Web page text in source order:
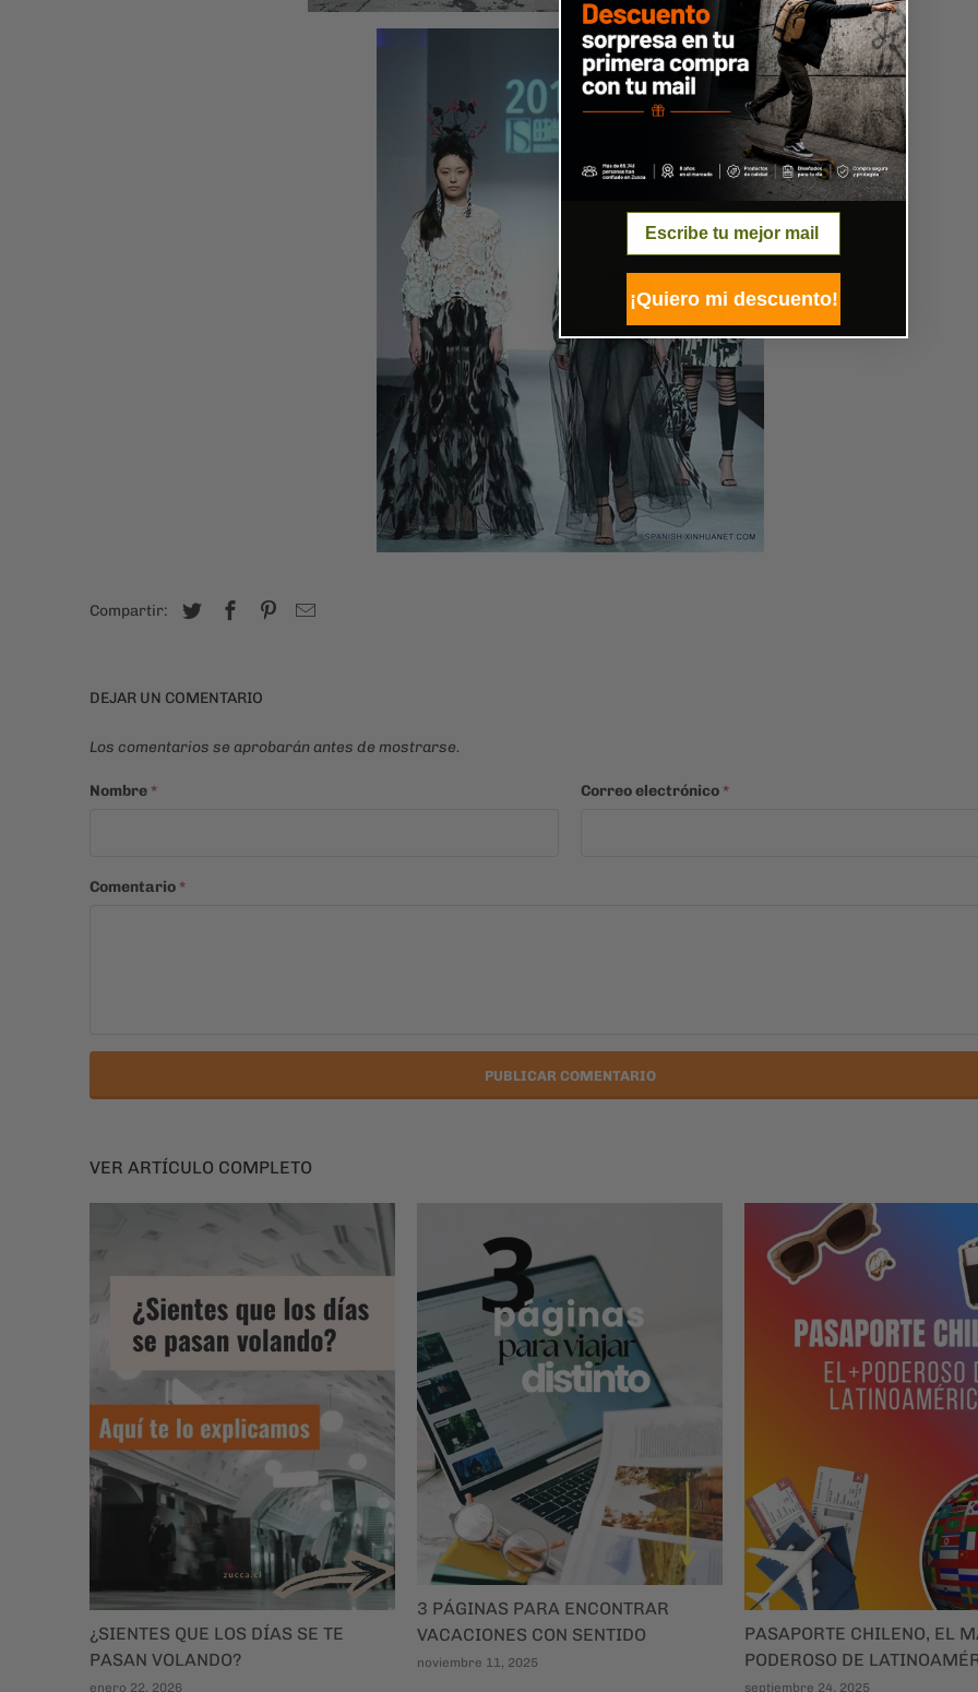
Compartir:
DEJAR UN COMENTARIO
Los comentarios se aprobarán antes de mostrarse.
Nombre * Correo electrónico *
Comentario *
VER ARTÍCULO COMPLETO
¿SIENTES QUE LOS DÍAS SE TE
PASAN VOLANDO?
enero 22, 2026
3 PÁGINAS PARA ENCONTRAR
VACACIONES CON SENTIDO
noviembre 11, 2025
PASAPORTE CHILENO, EL
PODEROSO DE
septiembre 24, 2025
¡Quiero mi descuento!